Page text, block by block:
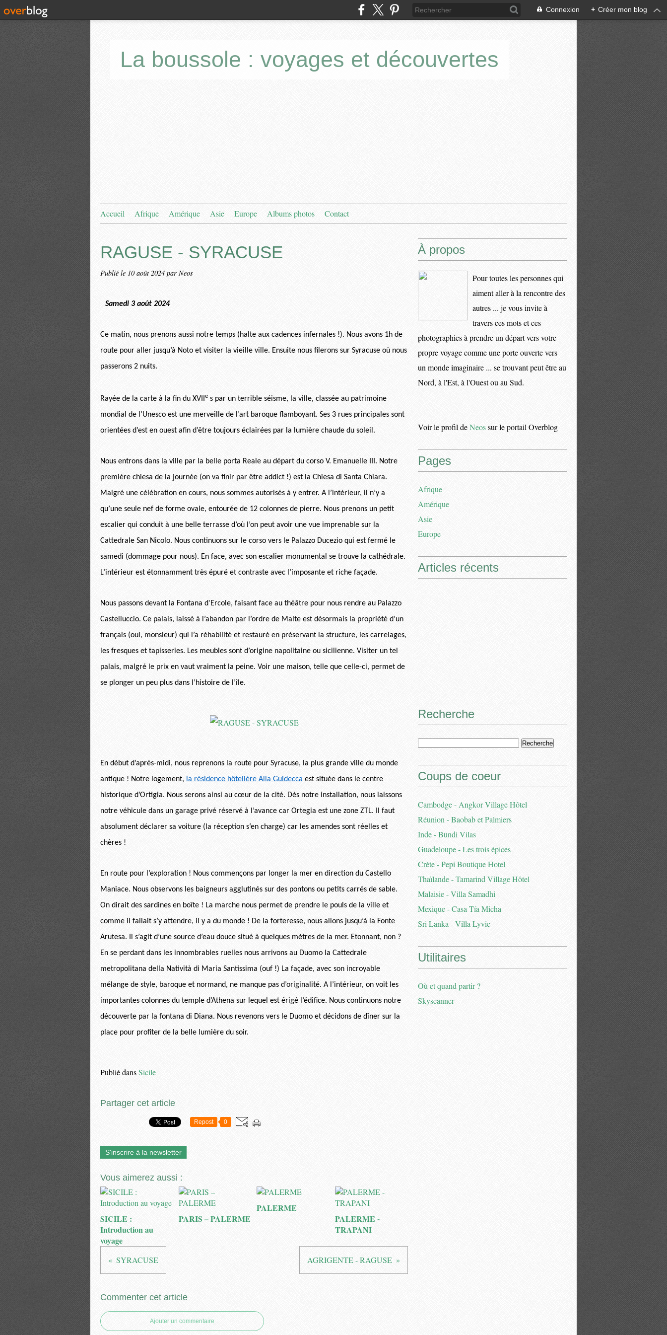
Connexion + Créer mon blog
La boussole : voyages et découvertes
Accueil Afrique Amérique Asie Europe Albums photos Contact
RAGUSE - SYRACUSE
Publié le 10 août 2024 par Neos
Samedi 3 août 2024
Ce matin, nous prenons aussi notre temps (halte aux cadences infernales !). Nous avons 1h de
route pour aller jusqu’à Noto et visiter la vieille ville. Ensuite nous filerons sur Syracuse où nous
passerons 2 nuits.
Rayée de la carte à la fin du XVIIe s par un terrible séisme, la ville, classée au patrimoine
mondial de l’Unesco est une merveille de l’art baroque flamboyant. Ses 3 rues principales sont
orientées d’est en ouest afin d’être toujours éclairées par la lumière chaude du soleil.
Nous entrons dans la ville par la belle porta Reale au départ du corso V. Emanuelle III. Notre
première chiesa de la journée (on va finir par être addict !) est la Chiesa di Santa Chiara.
Malgré une célébration en cours, nous sommes autorisés à y entrer. A l’intérieur, il n’y a
qu’une seule nef de forme ovale, entourée de 12 colonnes de pierre. Nous prenons un petit
escalier qui conduit à une belle terrasse d’où l’on peut avoir une vue imprenable sur la
Cattedrale San Nicolo. Nous continuons sur le corso vers le Palazzo Ducezio qui est fermé le
samedi (dommage pour nous). En face, avec son escalier monumental se trouve la cathédrale.
L’intérieur est étonnamment très épuré et contraste avec l’imposante et riche façade.
Nous passons devant la Fontana d'Ercole, faisant face au théâtre pour nous rendre au Palazzo
Castelluccio. Ce palais, laissé à l’abandon par l’ordre de Malte est désormais la propriété d’un
français (oui, monsieur) qui l’a réhabilité et restauré en préservant la structure, les carrelages,
les fresques et tapisseries. Les meubles sont d’origine napolitaine ou sicilienne. Visiter un tel
palais, malgré le prix en vaut vraiment la peine. Voir une maison, telle que celle-ci, permet de
se plonger un peu plus dans l’histoire de l’île.
En début d’après-midi, nous reprenons la route pour Syracuse, la plus grande ville du monde
antique ! Notre logement, la résidence hôtelière Alla Guidecca est située dans le centre
historique d’Ortigia. Nous serons ainsi au cœur de la cité. Dès notre installation, nous laissons
notre véhicule dans un garage privé réservé à l’avance car Ortegia est une zone ZTL. Il faut
absolument déclarer sa voiture (la réception s‘en charge) car les amendes sont réelles et
chères !
En route pour l’exploration ! Nous commençons par longer la mer en direction du Castello
Maniace. Nous observons les baigneurs agglutinés sur des pontons ou petits carrés de sable.
On dirait des sardines en boîte ! La marche nous permet de prendre le pouls de la ville et
comme il fallait s’y attendre, il y a du monde ! De la forteresse, nous allons jusqu’à la Fonte
Arutesa. Il s’agit d’une source d’eau douce situé à quelques mètres de la mer. Etonnant, non ?
En se perdant dans les innombrables ruelles nous arrivons au Duomo la Cattedrale
metropolitana della Natività di Maria Santissima (ouf !) La façade, avec son incroyable
mélange de style, baroque et normand, ne manque pas d’originalité. A l’intérieur, on voit les
importantes colonnes du temple d’Athena sur lequel est érigé l’édifice. Nous continuons notre
découverte par la fontana di Diana. Nous revenons vers le Duomo et décidons de dîner sur la
place pour profiter de la belle lumière du soir.
Publié dansSicile
Partager cet article
Repost 0
S'inscrire à la newsletter
Vous aimerez aussi :
SICILE :
Introduction au
voyage
PARIS – PALERME
PALERME
PALERME -
TRAPANI
SYRACUSE AGRIGENTE - RAGUSE
Commenter cet article
Ajouter un commentaire
À propos
Pour toutes les personnes qui
aiment aller à la rencontre des
autres ... je vous invite à
travers ces mots et ces
photographies à prendre un départ vers votre
propre voyage comme une porte ouverte vers
un monde imaginaire ... se trouvant peut être au
Nord, à l'Est, à l'Ouest ou au Sud.
Voir le profil deNeossur le portail Overblog
Pages
Afrique
Amérique
Asie
Europe
Articles récents
Recherche
Coups de coeur
Cambodge - Angkor Village Hôtel
Réunion - Baobab et Palmiers
Inde - Bundi Vilas
Guadeloupe - Les trois épices
Crète - Pepi Boutique Hotel
Thaïlande - Tamarind Village Hôtel
Malaisie - Villa Samadhi
Mexique - Casa Tía Micha
Sri Lanka - Villa Lyvie
Utilitaires
Où et quand partir ?
Skyscanner